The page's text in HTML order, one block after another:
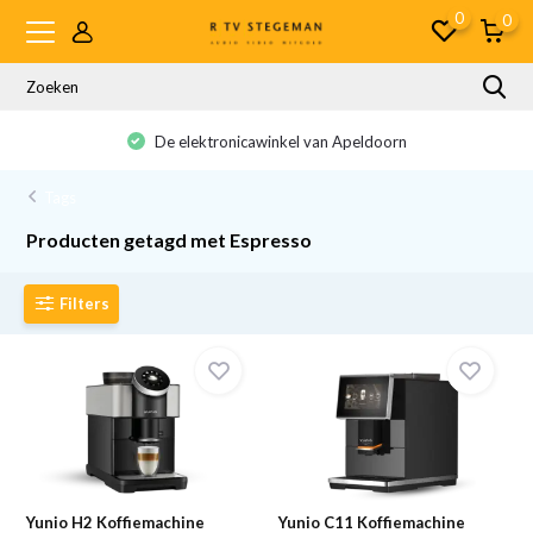
0 0
De elektronicawinkel van Apeldoorn
Producten getagd met Espresso
Filters
Yunio H2 Koffiemachine Yunio C11 Koffiemachine